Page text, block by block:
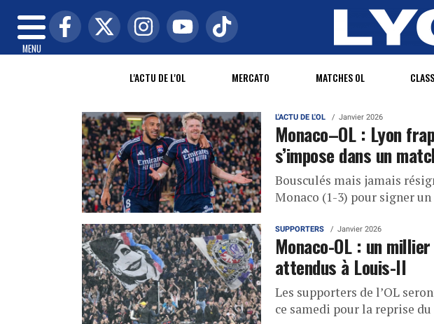
MENU
L'ACTU DE L'OL MERCATO MATCHES OL
L'ACTU DE L'OL Janvier 2026
Monaco–OL : Lyon
s’impose dans un
Bousculés mais jamais
Monaco (1-3) pour signer
SUPPORTERS Janvier 2026
Monaco-OL : un
attendus à Louis-II
Les supporters de l’OL
ce samedi pour la reprise